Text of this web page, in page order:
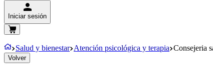
Iniciar sesión
Salud y bienestar Atención psicológica y terapia Consejeria
Volver